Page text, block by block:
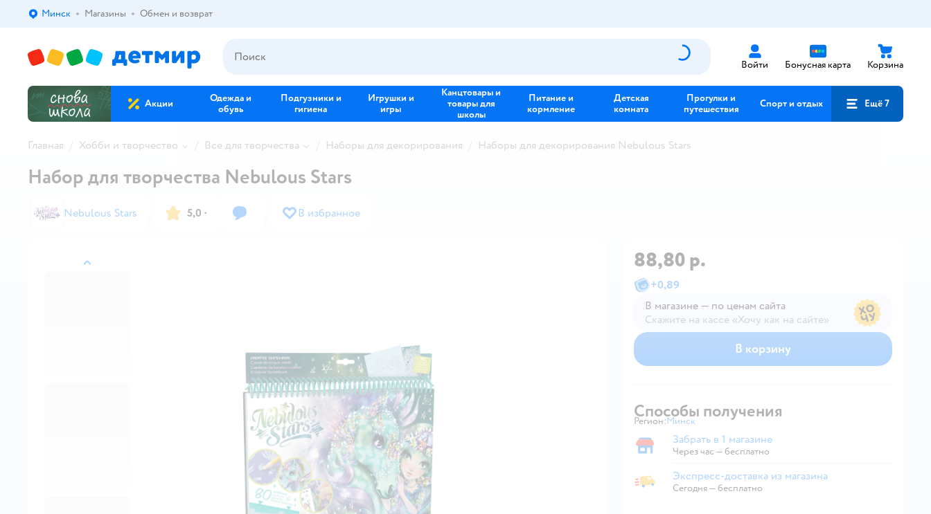
Выбор адреса доставки.
Минск Магазины Обмен и возврат
Войти Бонусная карта Корзина
Акции
Одежда и
обувь
Подгузники и
гигиена
Игрушки и
игры
Канцтовары и
товары для
школы
Питание и
кормление
Детская
комната
Прогулки и
путешествия
Спорт и отдых Ещё 7
Главная Хобби и творчество Все для творчества Наборы для декорирования Наборы для декорирования Nebulous Stars
назад
Набор для творчества Nebulous Stars
Nebulous Stars 5,0 · В избранное
88,80 р.
+0,89
В магазине — по ценам сайта
Скажите на кассе «Хочу как на сайте»
В магазине — по ценам сайта
В корзину
Способы получения
Регион: Выбор адреса доставки.
Минск
Забрать в магазине
Забрать в 1 магазине
Через час — бесплатно
Экспресс-доставка из магазина
Экспресс-доставка из магазина
Сегодня—бесплатно